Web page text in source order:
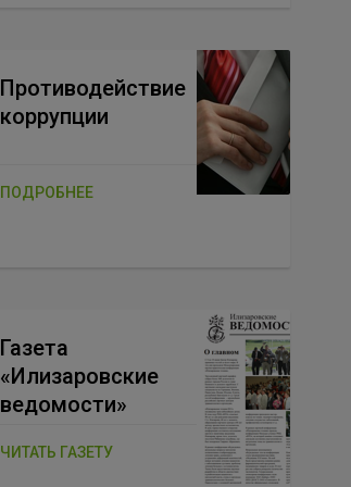
Противодействие
коррупции
ПОДРОБНЕЕ
Газета
«Илизаровские
ведомости»
ЧИТАТЬ ГАЗЕТУ